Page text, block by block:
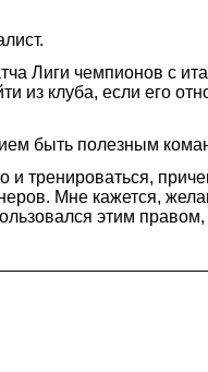
Лиги чемпионов с
из клуба, если его
быть полезным
и тренироваться,
Мне кажется,
этим